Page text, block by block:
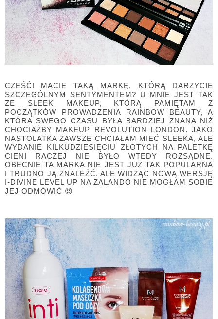
CZEŚĆ! MACIE TAKĄ MARKĘ, KTÓRĄ DARZYCIE
SZCZEGÓLNYM SENTYMENTEM? U MNIE JEST TAK
ZE SLEEK MAKEUP, KTÓRĄ PAMIĘTAM Z
POCZĄTKÓW PROWADZENIA RAINBOW BEAUTY, A
KTÓRA SWEGO CZASU BYŁA BARDZIEJ ZNANA NIŻ
CHOCIAŻBY MAKEUP REVOLUTION LONDON. JAKO
NASTOLATKA ZAWSZE CHCIAŁAM MIEĆ SLEEKA, ALE
WYDANIE KILKUDZIESIĘCIU ZŁOTYCH NA PALETKĘ
CIENI RACZEJ NIE BYŁO WTEDY ROZSĄDNE.
OBECNIE TA MARKA NIE JEST JUŻ TAK POPULARNA
I TRUDNO JĄ ZNALEŹĆ, ALE WIDZĄC NOWĄ WERSJĘ
I-DIVINE LEVEL UP NA ZALANDO NIE MOGŁAM SOBIE
JEJ ODMÓWIĆ 😍